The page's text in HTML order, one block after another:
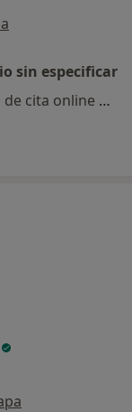
sin especificar
Este especialista no ofrece reserva de cita online en esta dirección.